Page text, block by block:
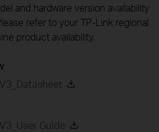
and hardware version availability
refer to your TP-Link regional
product availability.
Guide